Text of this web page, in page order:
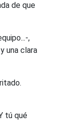
de que
,
una clara
tú qué